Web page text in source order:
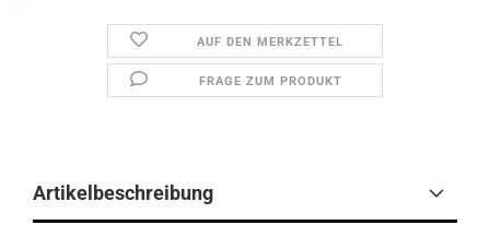
AUF DEN MERKZETTEL
FRAGE ZUM PRODUKT
Artikelbeschreibung